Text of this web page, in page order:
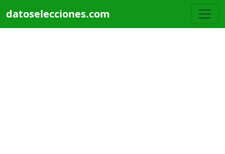
datoselecciones.com